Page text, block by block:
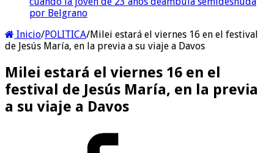
por Belgrano
Inicio/POLITICA/Milei estará el viernes 16 en el festival
de Jesús María, en la previa a su viaje a Davos
Milei estará el viernes 16 en el
festival de Jesús María, en la previa
a su viaje a Davos